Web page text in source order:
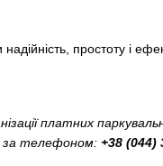
простоту і
платних
за телефоном: +38 (044)